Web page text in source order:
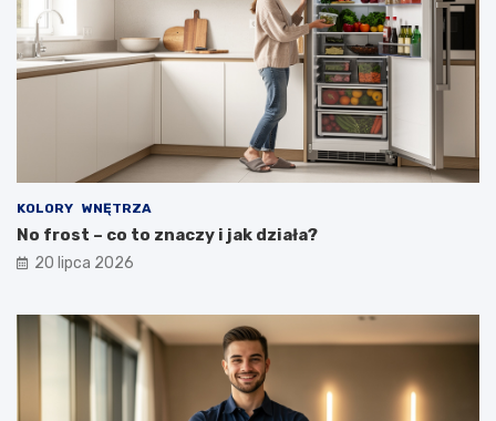
KOLORY WNĘTRZA
No frost – co to znaczy i jak działa?
20 lipca 2026